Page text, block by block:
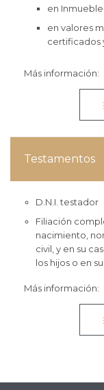
en Inmuebles
en valores
certificados
Más información:
Testamentos
D.N.I. testador
Filiación
nacimiento,
civil, y en su
los hijos o en
Más información: